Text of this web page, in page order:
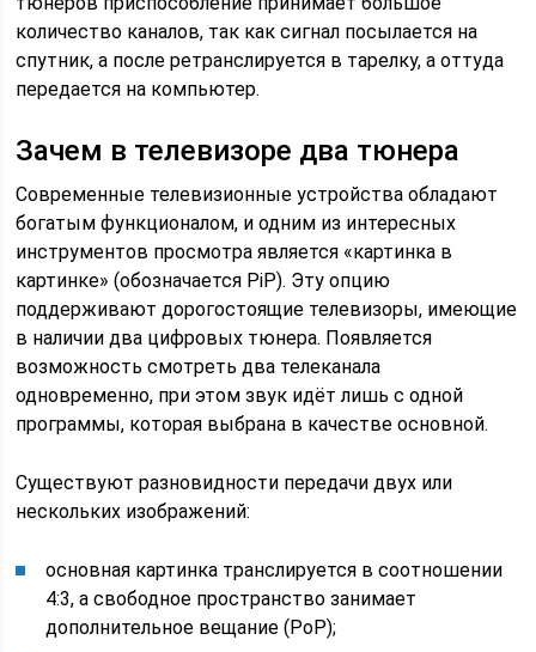
количество каналов, так как сигнал посылается на
спутник, а после ретранслируется в тарелку, а оттуда
передается на компьютер.
Зачем в телевизоре два тюнера
Современные телевизионные устройства обладают
богатым функционалом, и одним из интересных
инструментов просмотра является «картинка в
картинке» (обозначается PiP). Эту опцию
поддерживают дорогостоящие телевизоры, имеющие
в наличии два цифровых тюнера. Появляется
возможность смотреть два телеканала
одновременно, при этом звук идёт лишь с одной
программы, которая выбрана в качестве основной.
Существуют разновидности передачи двух или
нескольких изображений:
основная картинка транслируется в соотношении
4:3, а свободное пространство занимает
дополнительное вещание (PoP);